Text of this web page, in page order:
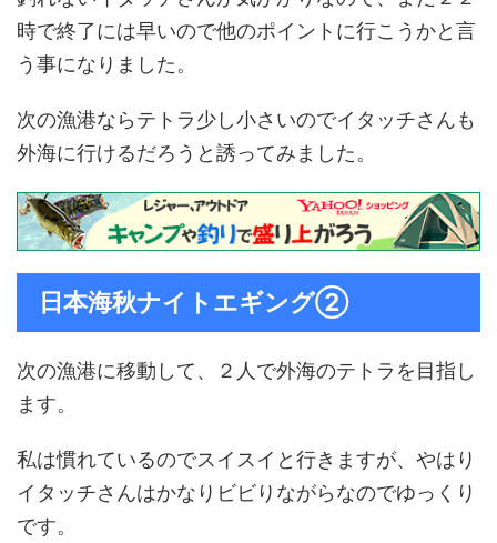
時で終了には早いので他のポイントに行こうかと言
う事になりました。
次の漁港ならテトラ少し小さいのでイタッチさんも
外海に行けるだろうと誘ってみました。
日本海秋ナイトエギング②
次の漁港に移動して、２人で外海のテトラを目指し
ます。
私は慣れているのでスイスイと行きますが、やはり
イタッチさんはかなりビビりながらなのでゆっくり
です。